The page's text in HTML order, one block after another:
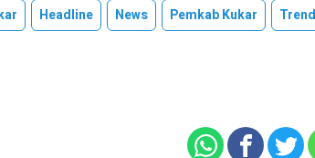
Headline News Pemkab Kukar